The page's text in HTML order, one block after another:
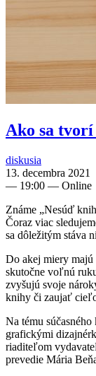
Ako sa
diskusia
13. decembra 2021
— 19:00 — Online
Známe „Nesúď
Čoraz viac
sa dôležitým stáva
Do akej miery
skutočne voľnú
zvyšujú svoje
knihy či zaujať
Na tému
grafickými
riaditeľom
prevedie Mária